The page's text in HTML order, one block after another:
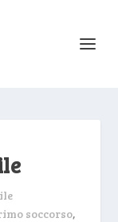
soccorso,